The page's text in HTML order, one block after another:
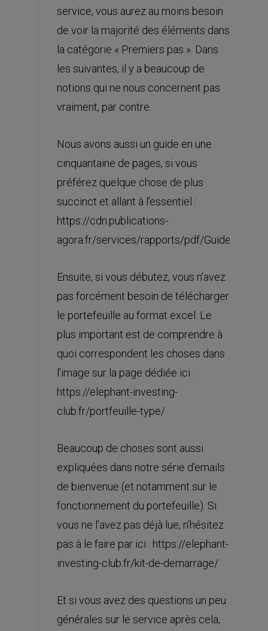
service, vous aurez au moins besoin
de voir la majorité des éléments dans
la catégorie « Premiers pas ». Dans
les suivantes, il y a beaucoup de
notions qui ne nous concernent pas
vraiment, par contre.
Nous avons aussi un guide en une
cinquantaine de pages, si vous
préférez quelque chose de plus
succinct et allant à l’essentiel :
https://cdn.publications-
agora.fr/services/rapports/pdf/
Ensuite, si vous débutez, vous n’avez
pas forcément besoin de télécharger
le portefeuille au format excel. Le
plus important est de comprendre à
quoi correspondent les choses dans
l’image sur la page dédiée ici :
https://elephant-investing-
club.fr/portfeuille-type/
Beaucoup de choses sont aussi
expliquées dans notre série d’emails
de bienvenue (et notamment sur le
fonctionnement du portefeuille). Si
vous ne l’avez pas déjà lue, n’hésitez
pas à le faire par ici : https://elephant-
investing-club.fr/kit-de-demarrage/
Et si vous avez des questions un peu
générales sur le service après cela,